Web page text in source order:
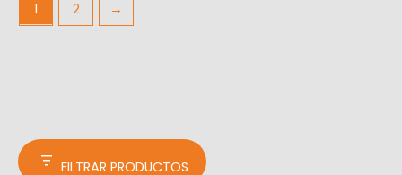
FILTRAR PRODUCTOS
1 2 →